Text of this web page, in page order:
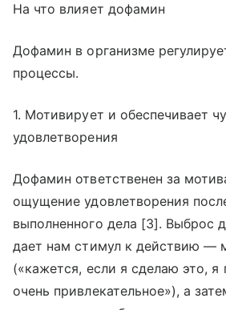
На что влияет дофамин
Дофамин в организме
процессы.
1. Мотивирует и обеспечивает
удовлетворения
Дофамин ответственен за
ощущение удовлетворения
выполненного дела [3]. Выброс
дает нам стимул к действию —
(«кажется, если я сделаю это, я
очень привлекательное»), а